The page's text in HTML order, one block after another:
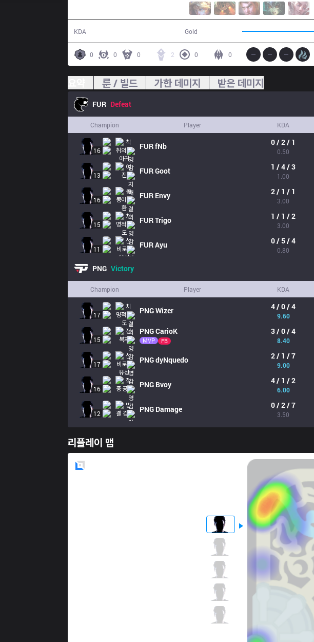
KDA Gold
0 0 0 2 0 0
룬 / 빌드 가한 데미지 받은 데미지
FUR Defeat
Champion Player KDA
16 FURfNb 0 / 2 / 1
0.50
13 FURGoot 1 / 4 / 3
1.00
16 FUR Envy 2 / 1 / 1
3.00
15 FURTrigo 1 / 1 / 2
3.00
11 FURAyu 0 / 5 / 4
0.80
PNG Victory
Champion Player KDA
17 PNGWizer 4 / 0 / 4
9.60
15
PNGCarioK
MVP FB
3 / 0 / 4
8.40
17 PNGdyNquedo 2 / 1 / 7
9.00
16 PNG Bvoy 4 / 1 / 2
6.00
12 PNG Damage 0 / 2 / 7
3.50
리플레이 맵